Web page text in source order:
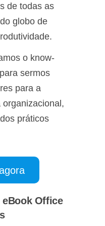
de todas as
globo de
o know-
sermos
para a
práticos
eBook Office